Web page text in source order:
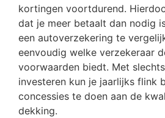
kortingen voortdurend.
dat je meer betaalt dan nodig
een autoverzekering te
eenvoudig welke verzekeraar
voorwaarden biedt. Met
investeren kun je jaarlijks flink
concessies te doen aan de
dekking.